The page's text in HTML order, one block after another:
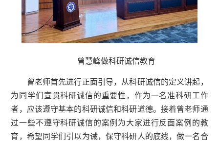
曾慧峰做科研诚信教育
曾老师首先进行正面引导，从科研诚信的定义讲起，
为同学们宣贯科研诚信的重要性，作为一名准科研工作
者，应该遵守基本的科研诚信和科研道德。接着曾老师通
过一些不遵守科研诚信的案例为大家进行反面案例的教
育，希望同学们引以为诫，保守科研人的底线，做一名合